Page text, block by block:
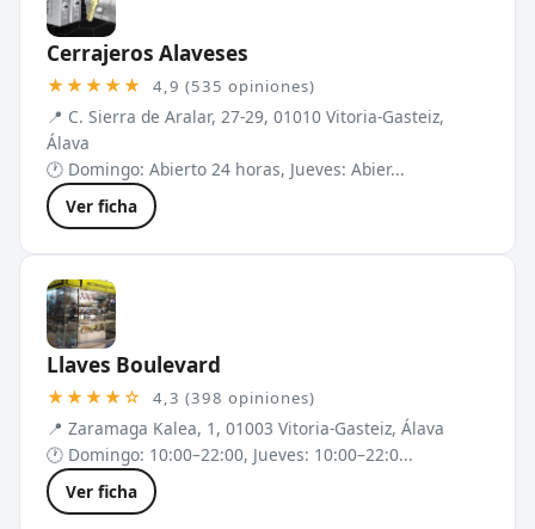
Cerrajeros Alaveses
★★★★★ 4,9 (535 opiniones)
📍 C. Sierra de Aralar, 27-29, 01010 Vitoria-Gasteiz,
Álava
🕐 Domingo: Abierto 24 horas, Jueves: Abier...
Ver ficha
Llaves Boulevard
★★★★☆ 4,3 (398 opiniones)
📍 Zaramaga Kalea, 1, 01003 Vitoria-Gasteiz, Álava
🕐 Domingo: 10:00–22:00, Jueves: 10:00–22:0...
Ver ficha